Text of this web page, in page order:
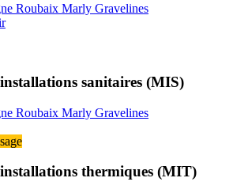
Roubaix Marly Gravelines
sanitaires (MIS)
Roubaix Marly Gravelines
thermiques (MIT)